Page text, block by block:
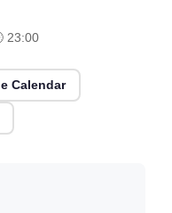
23:00
Calendar